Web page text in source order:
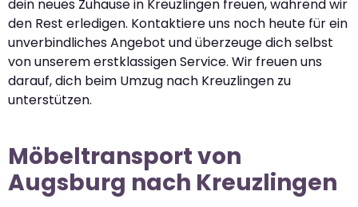
dein neues Zuhause in Kreuzlingen freuen, während wir
den Rest erledigen. Kontaktiere uns noch heute für ein
unverbindliches Angebot und überzeuge dich selbst
von unserem erstklassigen Service. Wir freuen uns
darauf, dich beim Umzug nach Kreuzlingen zu
unterstützen.
Möbeltransport von
Augsburg nach Kreuzlingen